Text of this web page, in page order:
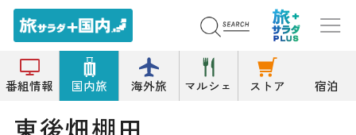
番組情報 国内旅 海外旅 マルシェ ストア 宿泊
トップ その他の自然地形 東後畑棚田